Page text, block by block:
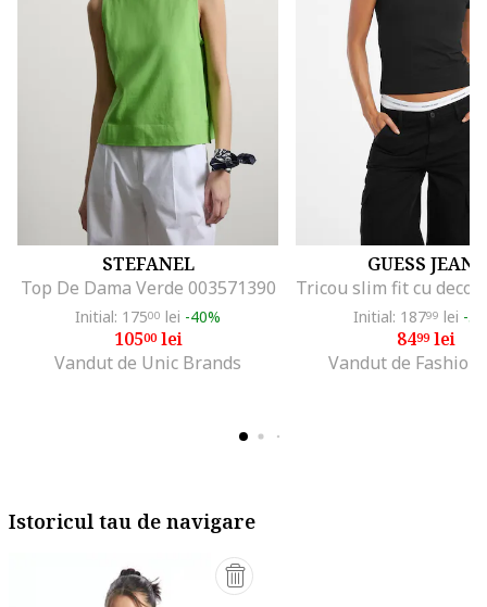
STEFANEL
Top De Dama Verde 003571390
Initial: 17500 lei -40%
10500lei
Vandut de Unic Brands
GUESS JEANS
Initial: 18799 lei -
8499lei
Vandut de Fashion
Istoricul tau de navigare